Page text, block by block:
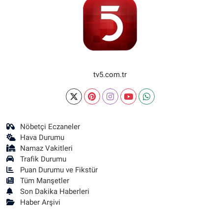
tv5.com.tr
Nöbetçi Eczaneler
Hava Durumu
Namaz Vakitleri
Trafik Durumu
Puan Durumu ve Fikstür
Tüm Manşetler
Son Dakika Haberleri
Haber Arşivi